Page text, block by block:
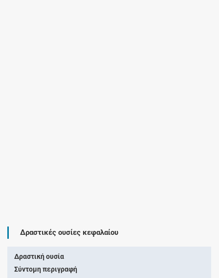
Δραστικές ουσίες κεφαλαίου
Δραστική ουσία
Σύντομη περιγραφή